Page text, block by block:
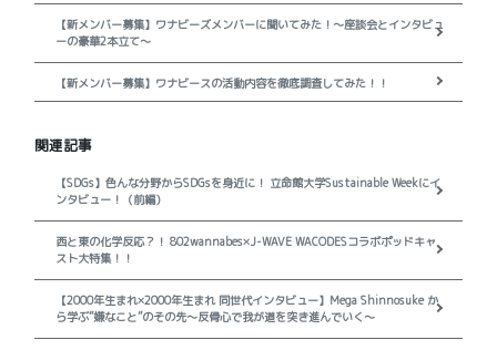
【新メンバー募集】ワナビーズメンバーに聞いてみた！～座談会とインタビュ
ーの豪華2本立て～
【新メンバー募集】ワナビースの活動内容を徹底調査してみた！！
関連記事
【SDGs】色んな分野からSDGsを身近に！ 立命館大学Sustainable Weekにイ
ンタビュー！（前編）
西と東の化学反応？！ 802wannabes×J-WAVE WACODESコラボポッドキャ
スト大特集！！
【2000年生まれ×2000年生まれ 同世代インタビュー】Mega Shinnosuke か
ら学ぶ”嫌なこと”のその先〜反骨心で我が道を突き進んでいく〜